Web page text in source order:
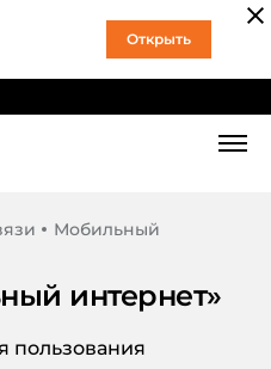
Открыть
Мобильный
интернет»
пользования